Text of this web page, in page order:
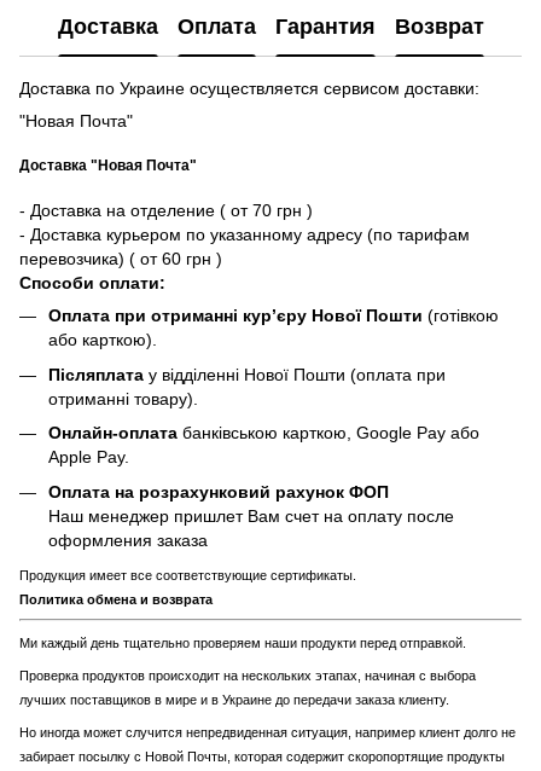
Доставка Оплата Гарантия Возврат
Доставка по Украине осуществляется сервисом доставки:
"Новая Почта"
Доставка "Новая Почта"
- Доставка на отделение ( от 70 грн )
- Доставка курьером по указанному адресу (по тарифам
перевозчика) ( от 60 грн )
Способи оплати:
Оплата при отриманні кур’єру Нової Пошти (готівкою
або карткою).
Післяплата у відділенні Нової Пошти (оплата при
отриманні товару).
Онлайн-оплата банківською карткою, Google Pay або
Apple Pay.
Оплата на розрахунковий рахунок ФОП
Наш менеджер пришлет Вам счет на оплату после
оформления заказа
Продукция имеет все соответствующие сертификаты.
Политика обмена и возврата
Ми каждый день тщательно проверяем наши продукти перед отправкой.
Проверка продуктов происходит на нескольких этапах, начиная с выбора
лучших поставщиков в мире и в Украине до передачи заказа клиенту.
Но иногда может случится непредвиденная ситуация, например клиент долго не
забирает посылку с Новой Почты, которая содержит скоропортящие продукты